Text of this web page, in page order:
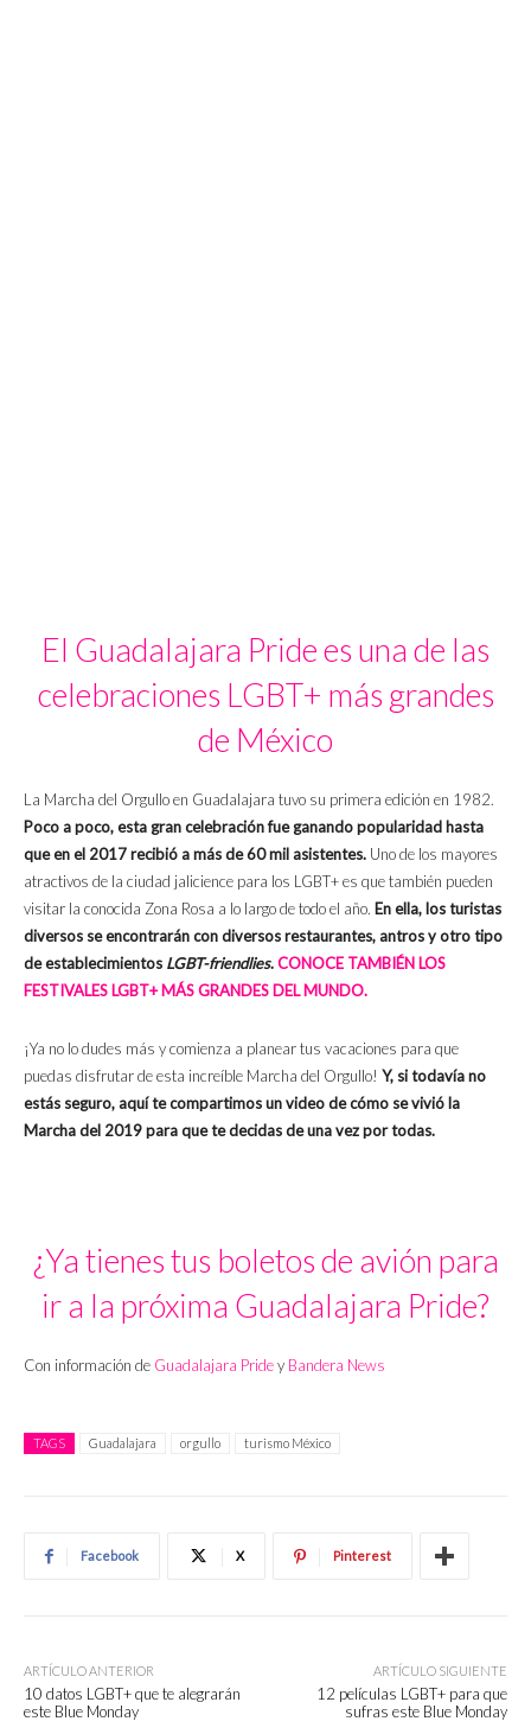
El Guadalajara Pride es una de las
celebraciones LGBT+ más grandes
de México
La Marcha del Orgullo en Guadalajara tuvo su primera edición en 1982.
Poco a poco, esta gran celebración fue ganando popularidad hasta
que en el 2017 recibió a más de 60 mil asistentes. Uno de los mayores
atractivos de la ciudad jalicience para los LGBT+ es que también pueden
visitar la conocida Zona Rosa a lo largo de todo el año. En ella, los turistas
diversos se encontrarán con diversos restaurantes, antros y otro tipo
de establecimientos LGBT-friendlies.CONOCE TAMBIÉN LOS
FESTIVALES LGBT+ MÁS GRANDES DEL MUNDO.
¡Ya no lo dudes más y comienza a planear tus vacaciones para que
puedas disfrutar de esta increíble Marcha del Orgullo! Y, si todavía no
estás seguro, aquí te compartimos un video de cómo se vivió la
Marcha del 2019 para que te decidas de una vez por todas.
¿Ya tienes tus boletos de avión para
ir a la próxima Guadalajara Pride?
Con información de Guadalajara Pridey Bandera News
TAGS Guadalajara orgullo turismo México
Facebook X Pinterest
ARTÍCULO ANTERIOR
10 datos LGBT+ que te alegrarán
este Blue Monday
ARTÍCULO SIGUIENTE
12 películas LGBT+ para que
sufras este Blue Monday